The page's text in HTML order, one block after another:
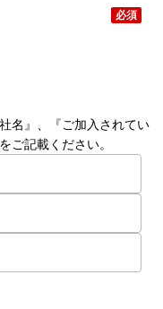
必須
名』、『ご加入されてい
ご記載ください。